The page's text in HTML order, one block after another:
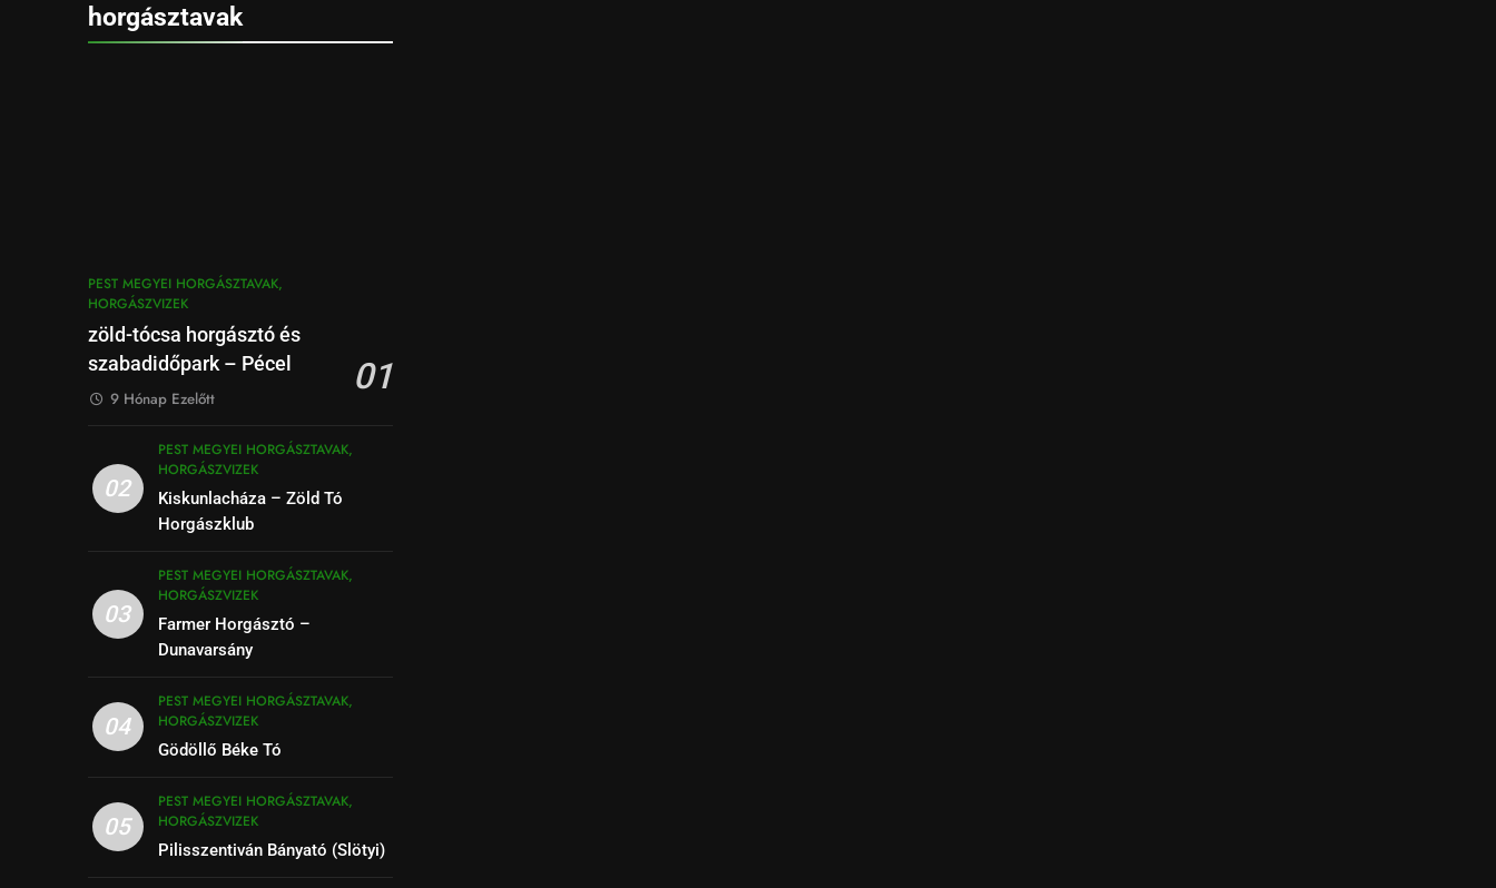
horgásztavak
PEST MEGYEI HORGÁSZTAVAK,
HORGÁSZVIZEK
zöld-tócsa horgásztó és
szabadidőpark – Pécel
01
9 Hónap Ezelőtt
02
PEST MEGYEI HORGÁSZTAVAK,
HORGÁSZVIZEK
Kiskunlacháza – Zöld Tó
Horgászklub
03
PEST MEGYEI HORGÁSZTAVAK,
HORGÁSZVIZEK
Farmer Horgásztó –
Dunavarsány
04
PEST MEGYEI HORGÁSZTAVAK,
HORGÁSZVIZEK
Gödöllő Béke Tó
05
PEST MEGYEI HORGÁSZTAVAK,
HORGÁSZVIZEK
Pilisszentiván Bányató (Slötyi)